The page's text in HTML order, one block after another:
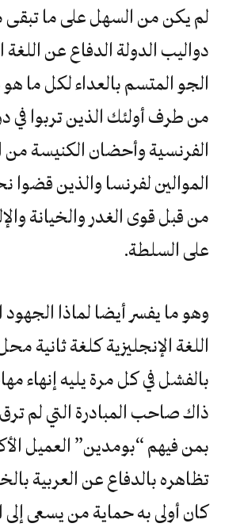
لم يكن من السهل على ما
دواليب الدولة الدفاع عن
الجو المتسم بالعداء لكل ما
من طرف أولئك الذين تربوا في
الفرنسية وأحضان الكنيسة من
الموالين لفرنسا والذين قضوا
من قبل قوى الغدر والخيانة
على السلطة.
وهو ما يفسر أيضا لماذا الجهود
اللغة الإنجليزية كلغة ثانية
بالفشل في كل مرة يليه إنهاء
ذاك صاحب المبادرة التي لم
بمن فيهم “بومدين” العميل
تظاهره بالدفاع عن العربية
كان أولى به حماية من يسعى إلى